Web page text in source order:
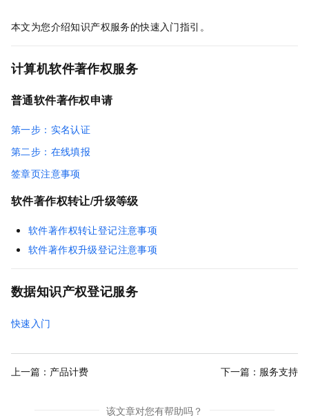
本文为您介绍知识产权服务的快速入门指引。
计算机软件著作权服务
普通软件著作权申请
第一步：实名认证
第二步：在线填报
签章页注意事项
软件著作权转让/升级等级
软件著作权转让登记注意事项
软件著作权升级登记注意事项
数据知识产权登记服务
快速入门
上一篇： 产品计费 下一篇： 服务支持
该文章对您有帮助吗？